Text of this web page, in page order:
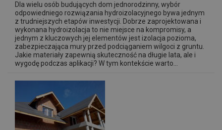
Dla wielu osób budujących dom jednorodzinny, wybór
odpowiedniego rozwiązania hydroizolacyjnego bywa jednym
z trudniejszych etapów inwestycji. Dobrze zaprojektowana i
wykonana hydroizolacja to nie miejsce na kompromisy, a
jednym z kluczowych jej elementów jest izolacja pozioma,
zabezpieczająca mury przed podciąganiem wilgoci z gruntu.
Jakie materiały zapewnią skuteczność na długie lata, ale i
wygodę podczas aplikacji? W tym kontekście warto...